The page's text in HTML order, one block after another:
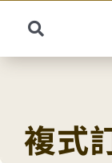
content
Toggle
Navigation
Search
複式